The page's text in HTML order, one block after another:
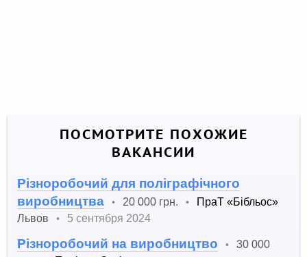
ПОСМОТРИТЕ ПОХОЖИЕ
ВАКАНСИИ
Різноробочий для поліграфічного
виробництва
• 20 000 грн. •
ПраТ «Бібльос»
Львов
• 5 сентября 2024
Різноробочий на виробництво •
30 000